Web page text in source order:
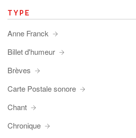
TYPE
Anne Franck
Billet d'humeur
Brèves
Carte Postale sonore
Chant
Chronique